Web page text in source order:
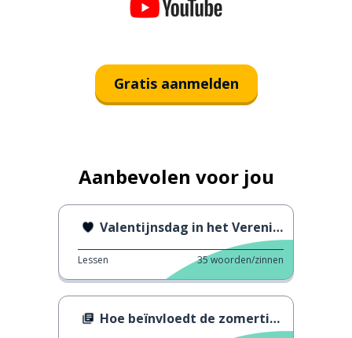
Gratis aanmelden
Aanbevolen voor jou
Valentijnsdag in het Verenigd Koninkrijk
Lessen 35woorden/zinnen
Hoe beïnvloedt de zomertijd ons lichaam?